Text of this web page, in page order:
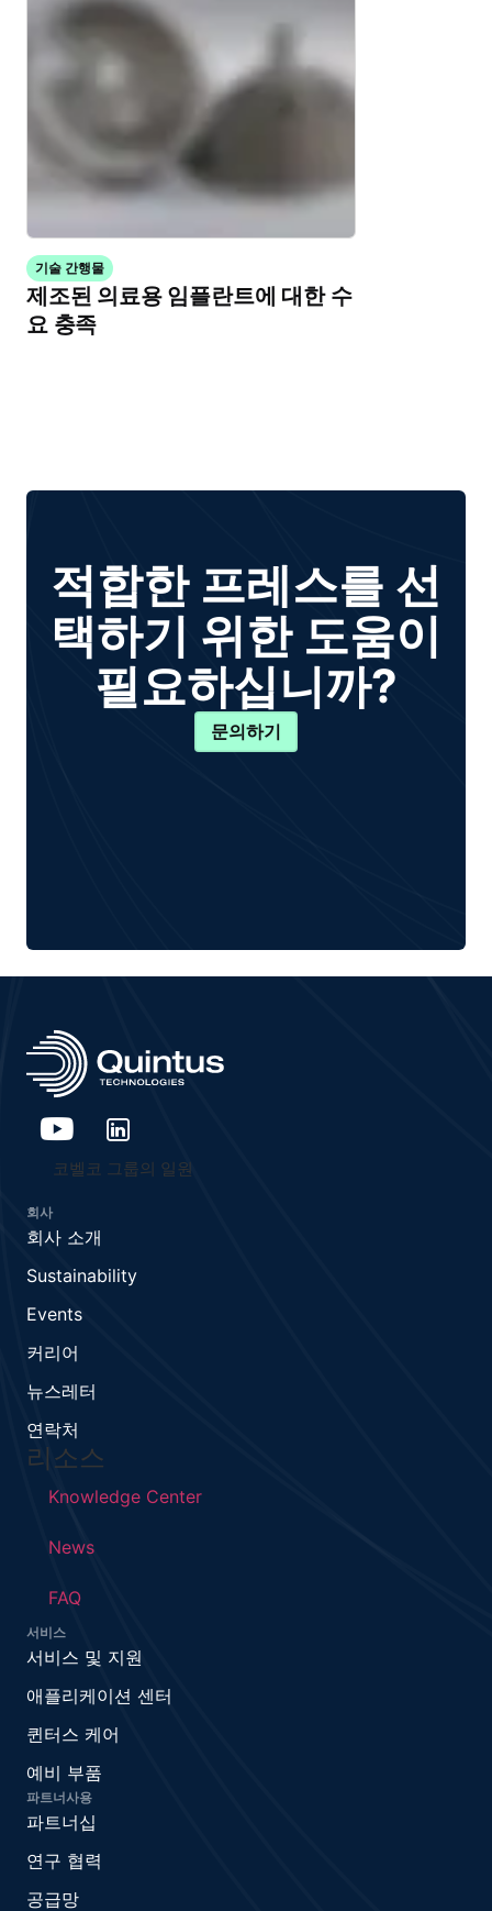
기술 간행물
제조된 의료용 임플란트에 대한 수
요 충족
적합한 프레스를 선
택하기 위한 도움이
필요하십니까?
문의하기
코벨코 그룹의 일원
회사
회사 소개
Sustainability
Events
커리어
뉴스레터
연락처
리소스
Knowledge Center
News
FAQ
서비스
서비스 및 지원
애플리케이션 센터
퀸터스 케어
예비 부품
파트너사용
파트너십
연구 협력
공급망